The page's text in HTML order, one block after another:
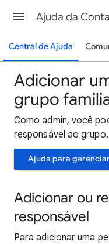
Ajuda da
Central de Ajuda
Adicionar
grupo
Como admin, você
responsável ao grupo.
Ajuda para
Adicionar ou
responsável
Para adicionar uma